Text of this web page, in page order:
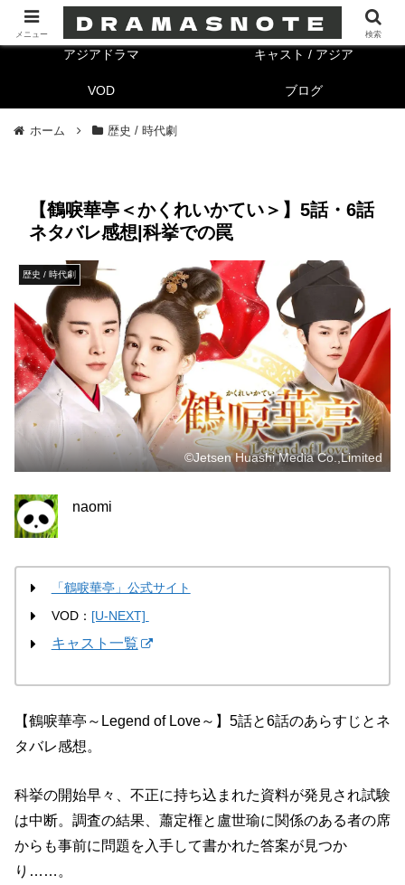
海外ドラマ キャスト/海外
アジアドラマ キャスト / アジア
VOD ブログ
ホーム 歴史 / 時代劇
【鶴唳華亭＜かくれいかてい＞】5話・6話
ネタバレ感想|科挙での罠
歴史 / 時代劇
©Jetsen Huashi Media Co.,Limited
naomi
「鶴唳華亭」公式サイト
VOD： [U-NEXT]
キャスト一覧
【鶴唳華亭～Legend of Love～】5話と6話のあらすじとネ
タバレ感想。
科挙の開始早々、不正に持ち込まれた資料が発見され試験
は中断。調査の結果、蕭定権と盧世瑜に関係のある者の席
からも事前に問題を入手して書かれた答案が見つか
り……。
メニュー 検索